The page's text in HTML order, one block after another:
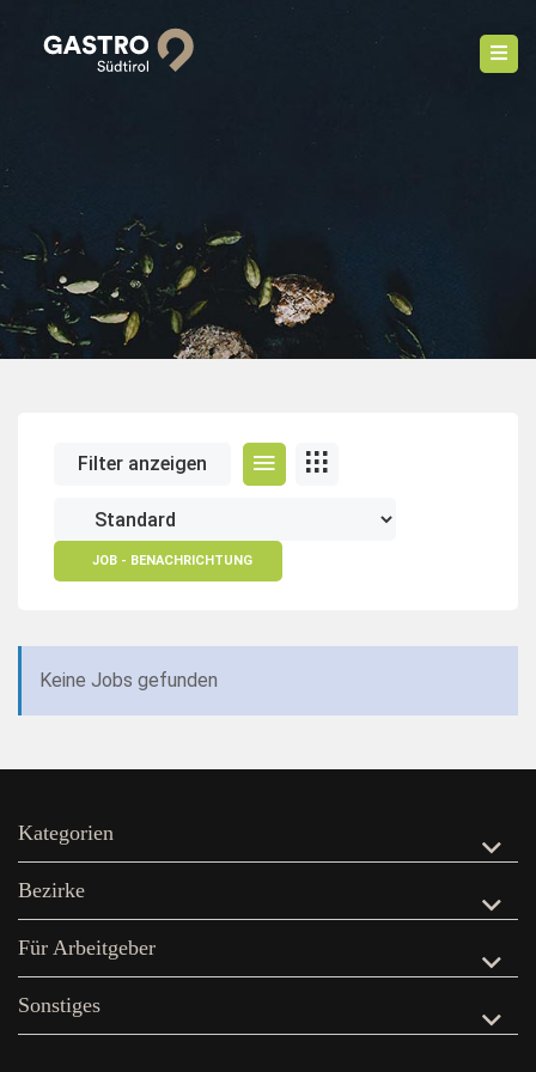
Filter anzeigen
JOB - BENACHRICHTUNG
Keine Jobs gefunden
Kategorien
Bezirke
Für Arbeitgeber
Sonstiges